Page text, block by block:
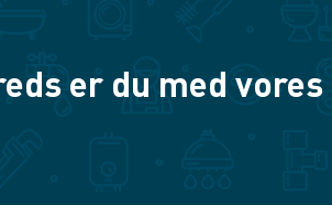
er du med